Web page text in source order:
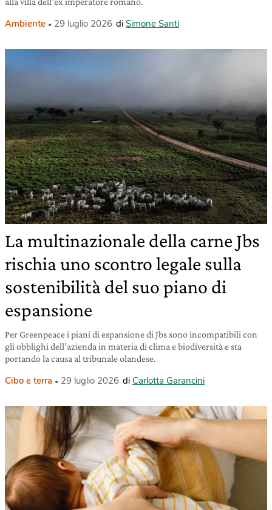
Ambiente 29 luglio 2026 di Simone Santi
La multinazionale della carne Jbs
rischia uno scontro legale sulla
sostenibilità del suo piano di
espansione
Per Greenpeace i piani di espansione di Jbs sono incompatibili con
gli obblighi dell’azienda in materia di clima e biodiversità e sta
portando la causa al tribunale olandese.
Cibo e terra 29 luglio 2026 di Carlotta Garancini